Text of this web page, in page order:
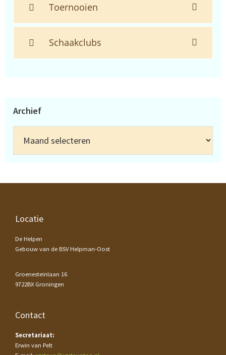
Toernooien
Schaakclubs
Archief
Footer
Locatie
De Helpen
Gebouw van de BSV Helpman-Oost
Groenesteinlaan 16
9722BX Groningen
Contact
Secretariaat:
Erwin van Pelt